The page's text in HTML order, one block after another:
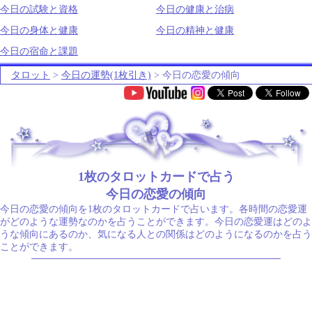
今日の試験と資格
今日の健康と治病
今日の身体と健康
今日の精神と健康
今日の宿命と課題
タロット > 今日の運勢(1枚引き) > 今日の恋愛の傾向
.
1枚のタロットカードで占う
今日の恋愛の傾向
今日の恋愛の傾向を1枚のタロットカードで占います。各時間の恋愛運
がどのような運勢なのかを占うことができます。今日の恋愛運はどのよ
うな傾向にあるのか、気になる人との関係はどのようになるのかを占う
ことができます。